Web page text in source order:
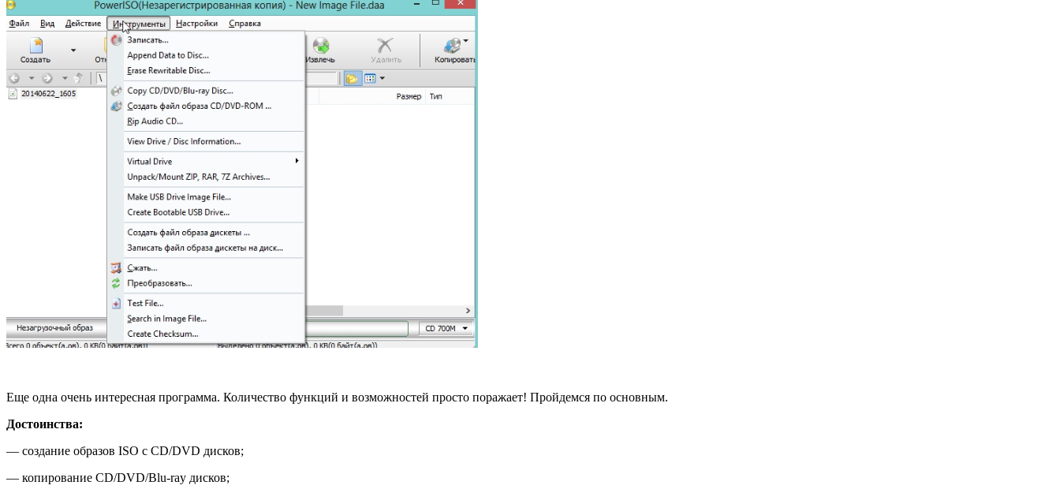
Еще одна очень интересная программа. Количество функций и возможностей просто поражает! Пройдемся по основным.
Достоинства:
— создание образов ISO с CD/DVD дисков;
— копирование CD/DVD/Blu-ray дисков;